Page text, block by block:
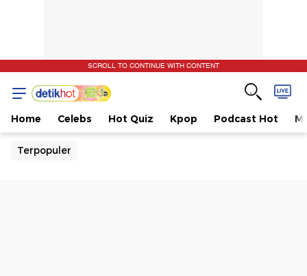
SCROLL TO CONTINUE WITH CONTENT
Home Celebs Hot Quiz Kpop Podcast Hot
Terpopuler